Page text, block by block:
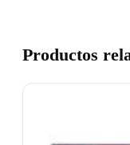
Productos